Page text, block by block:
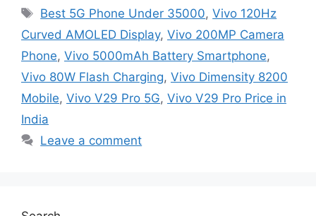
Tags
Best 5G Phone Under 35000,Vivo 120Hz
Curved AMOLED Display, Vivo 200MP Camera
Phone, Vivo 5000mAh Battery Smartphone,
Vivo 80W Flash Charging, Vivo Dimensity 8200
Mobile, Vivo V29 Pro 5G, Vivo V29 Pro Price in
India
Leave a comment